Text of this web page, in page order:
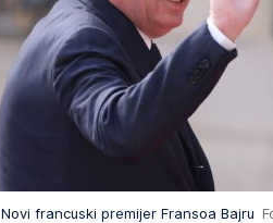
Novi francuski premijer Fransoa Bajru